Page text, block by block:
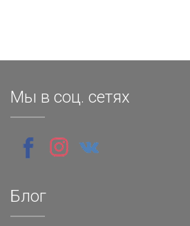
Мы в соц. сетях
Блог